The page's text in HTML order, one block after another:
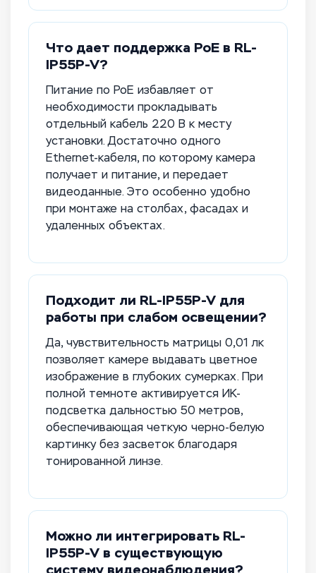
Что дает поддержка PoE в RL-
IP55P-V?
Питание по PoE избавляет от
необходимости прокладывать
отдельный кабель 220 В к месту
установки. Достаточно одного
Ethernet-кабеля, по которому камера
получает и питание, и передает
видеоданные. Это особенно удобно
при монтаже на столбах, фасадах и
удаленных объектах.
Подходит ли RL-IP55P-V для
работы при слабом освещении?
Да, чувствительность матрицы 0,01 лк
позволяет камере выдавать цветное
изображение в глубоких сумерках. При
полной темноте активируется ИК-
подсветка дальностью 50 метров,
обеспечивающая четкую черно-белую
картинку без засветок благодаря
тонированной линзе.
Можно ли интегрировать RL-
IP55P-V в существующую